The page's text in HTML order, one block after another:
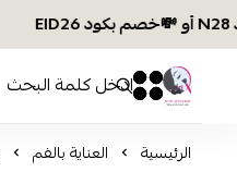
افكار ومخازن العناية
0 0
الرئيسية العناية بالفم